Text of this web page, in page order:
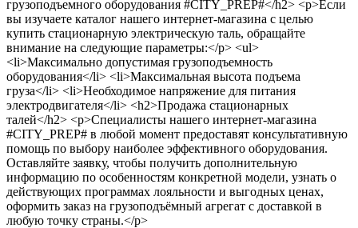
грузоподъемного оборудования #CITY_PREP#</h2> <p>Если
вы изучаете каталог нашего интернет-магазина с целью
купить стационарную электрическую таль, обращайте
внимание на следующие параметры:</p> <ul>
<li>Максимально допустимая грузоподъемность
оборудования</li> <li>Максимальная высота подъема
груза</li> <li>Необходимое напряжение для питания
электродвигателя</li> <h2>Продажа стационарных
талей</h2> <p>Специалисты нашего интернет-магазина
#CITY_PREP# в любой момент предоставят консультативную
помощь по выбору наиболее эффективного оборудования.
Оставляйте заявку, чтобы получить дополнительную
информацию по особенностям конкретной модели, узнать о
действующих программах лояльности и выгодных ценах,
оформить заказ на грузоподъёмный агрегат с доставкой в
любую точку страны.</p>